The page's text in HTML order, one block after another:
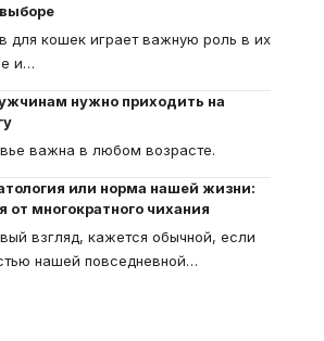
для кошек играет важную роль в их
и…
нужно приходить на
важна в любом возрасте.
или норма нашей жизни:
от многократного чихания
взгляд, кажется обычной, если
нашей повседневной…